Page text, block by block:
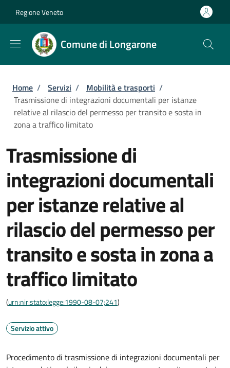
Regione Veneto
Comune di Longarone
Briciole di pane
Home / Servizi / Mobilità e trasporti /
Trasmissione di integrazioni documentali per istanze
relative al rilascio del permesso per transito e sosta in
zona a traffico limitato
Trasmissione di
integrazioni documentali
per istanze relative al
rilascio del permesso per
transito e sosta in zona a
traffico limitato
(urn:nir:stato:legge:1990-08-07;241)
Servizio attivo
Procedimento di trasmissione di integrazioni documentali per